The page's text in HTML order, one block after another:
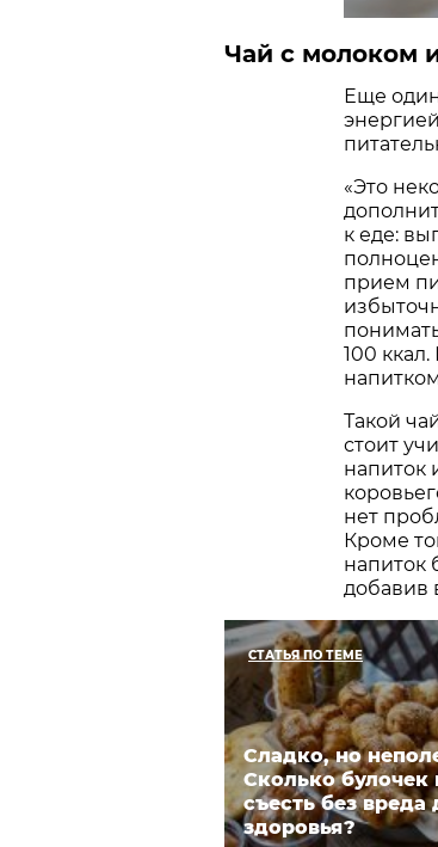
Чай с молоком
Еще
«Это
к еде:
прием
100
Такой
стоит
напиток
нет
Кроме
напиток
добавив
СТАТЬЯ ПО ТЕМЕ
Сладко, но
Сколько
съесть без вреда
здоровья?